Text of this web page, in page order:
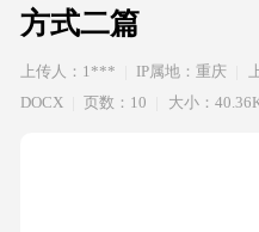
方式二篇
上传人：1*** IP属地：重庆
DOCX
页数：10 大小：